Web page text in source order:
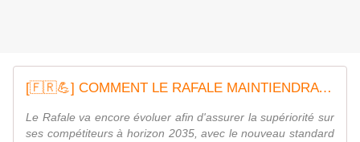
[🇫🇷💪] COMMENT LE RAFALE MAINTIENDRA SA SUPÉRIORITÉ APRÈS 2035 - Standard F5 et drone de combat
Le Rafale va encore évoluer afin d'assurer la supériorité sur
ses compétiteurs à horizon 2035, avec le nouveau standard